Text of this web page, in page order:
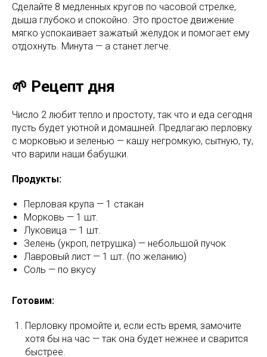
Сделайте 8 медленных кругов по часовой стрелке,
дыша глубоко и спокойно. Это простое движение
мягко успокаивает зажатый желудок и помогает ему
отдохнуть. Минута — а станет легче.
🌱 Рецепт дня
Число 2 любит тепло и простоту, так что и еда сегодня
пусть будет уютной и домашней. Предлагаю перловку
с морковью и зеленью — кашу негромкую, сытную, ту,
что варили наши бабушки.
Продукты:
Перловая крупа — 1 стакан
Морковь — 1 шт.
Луковица — 1 шт.
Зелень (укроп, петрушка) — небольшой пучок
Лавровый лист — 1 шт. (по желанию)
Соль — по вкусу
Готовим:
Перловку промойте и, если есть время, замочите
хотя бы на час — так она будет нежнее и сварится
быстрее.